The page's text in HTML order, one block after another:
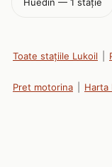
Toate stațiile Lukoil
Pret motorina Harta